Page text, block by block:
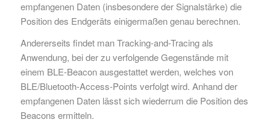
empfangenen Daten (insbesondere der Signalstärke) die
Position des Endgeräts einigermaßen genau berechnen.
Andererseits findet man Tracking-and-Tracing als
Anwendung, bei der zu verfolgende Gegenstände mit
einem BLE-Beacon ausgestattet werden, welches von
BLE/Bluetooth-Access-Points verfolgt wird. Anhand der
empfangenen Daten lässt sich wiederrum die Position des
Beacons ermitteln.